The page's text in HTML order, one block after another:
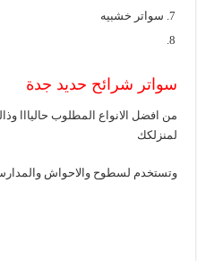
سواتر خشبيه
سواتر شرائح حديد جدة
من افضل الانواع المطلوب حاليااا
لمنزلكك
وتستخدم لسطوح والاحواش والمدارس